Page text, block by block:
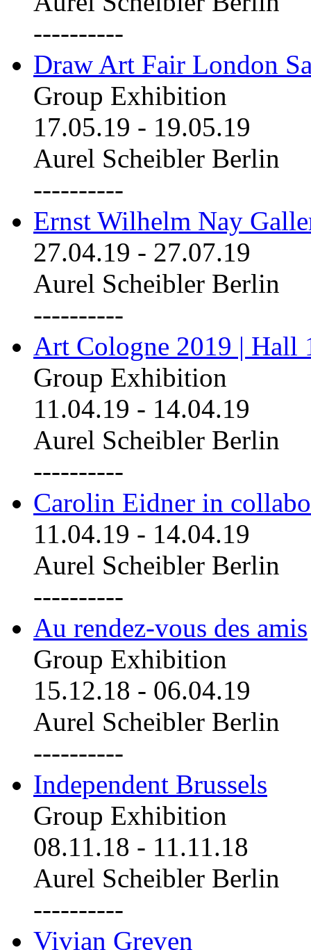
----------
Draw Art Fair London
Group Exhibition
17.05.19 - 19.05.19
Aurel Scheibler Berlin
----------
Ernst Wilhelm Nay
27.04.19 - 27.07.19
Aurel Scheibler Berlin
----------
Art Cologne 2019 | Hall
Group Exhibition
11.04.19 - 14.04.19
Aurel Scheibler Berlin
----------
Carolin Eidner in
11.04.19 - 14.04.19
Aurel Scheibler Berlin
----------
Au rendez-vous des amis
Group Exhibition
15.12.18 - 06.04.19
Aurel Scheibler Berlin
----------
Independent Brussels
Group Exhibition
08.11.18 - 11.11.18
Aurel Scheibler Berlin
----------
Vivian Greven